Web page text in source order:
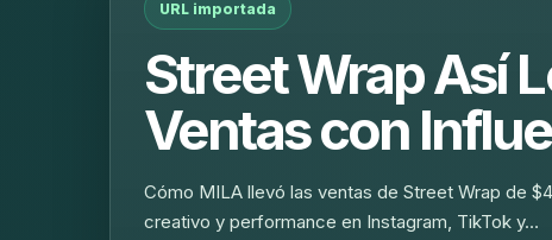
URL importada
Street Wrap Así
Ventas con
Cómo MILA llevó las ventas de Street Wrap de
creativo y performance en Instagram, TikTok y…